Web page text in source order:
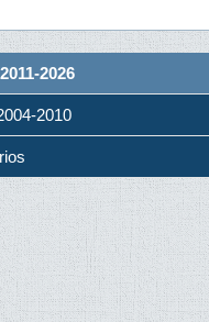
2026
2010